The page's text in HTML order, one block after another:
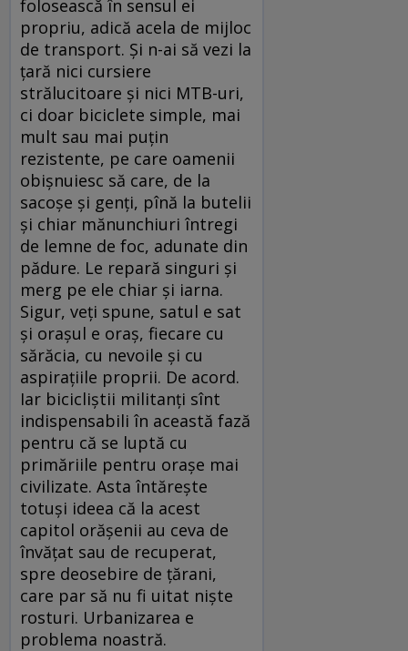
folosească în sensul ei
propriu, adică acela de mijloc
de transport. Şi n-ai să vezi la
ţară nici cursiere
strălucitoare şi nici MTB-uri,
ci doar biciclete simple, mai
mult sau mai puţin
rezistente, pe care oamenii
obişnuiesc să care, de la
sacoşe şi genţi, pînă la butelii
şi chiar mănunchiuri întregi
de lemne de foc, adunate din
pădure. Le repară singuri şi
merg pe ele chiar şi iarna.
Sigur, veţi spune, satul e sat
şi oraşul e oraş, fiecare cu
sărăcia, cu nevoile şi cu
aspiraţiile proprii. De acord.
Iar bicicliştii militanţi sînt
indispensabili în această fază
pentru că se luptă cu
primăriile pentru oraşe mai
civilizate. Asta întăreşte
totuşi ideea că la acest
capitol orăşenii au ceva de
învăţat sau de recuperat,
spre deosebire de ţărani,
care par să nu fi uitat nişte
rosturi. Urbanizarea e
problema noastră.